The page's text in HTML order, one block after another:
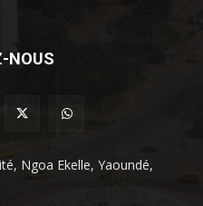
NOUS
Ngoa Ekelle, Yaoundé,